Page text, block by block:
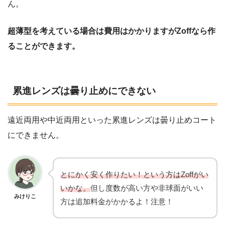
ん。
超薄型を考えている場合は費用はかかりますがZoffなら作
ることができます。
累進レンズは曇り止めにできない
遠近両用や中近両用といった累進レンズは曇り止めコート
にできません。
みけりこ
とにかく安く作りたい！という方はZoffがい
いかな。但し度数が高い方や非球面がいい
方は追加料金がかかるよ！注意！